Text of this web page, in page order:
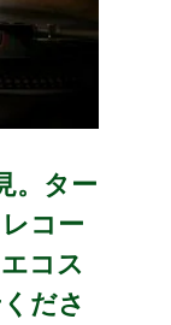
。ター
コー
コス
ださ